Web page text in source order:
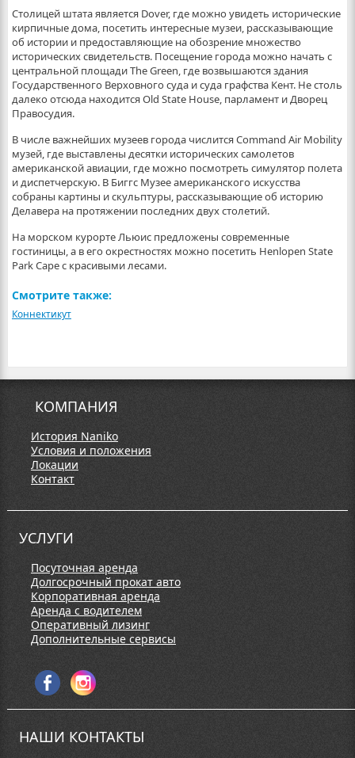
Столицей штата является Dover, где можно увидеть исторические
кирпичные дома, посетить интересные музеи, рассказывающие
об истории и предоставляющие на обозрение множество
исторических свидетельств. Посещение города можно начать с
центральной площади The Green, где возвышаются здания
Государственного Верховного суда и суда графства Кент. Не столь
далеко отсюда находится Old State House, парламент и Дворец
Правосудия.
В числе важнейших музеев города числится Command Air Mobility
музей, где выставлены десятки исторических самолетов
американской авиации, где можно посмотреть симулятор полета
и диспетчерскую. В Биггс Музее американского искусства
собраны картины и скульптуры, рассказывающие об историю
Делавера на протяжении последних двух столетий.
На морском курорте Льюис предложены современные
гостиницы, а в его окрестностях можно посетить Henlopen State
Park Cape с красивыми лесами.
Смотрите также:
Коннектикут
КОМПАНИЯ
История Naniko
Условия и положения
Локации
Контакт
УСЛУГИ
Посуточная аренда
Долгосрочный прокат авто
Корпоративная аренда
Аренда с водителем
Оперативный лизинг
Дополнительные сервисы
НАШИ КОНТАКТЫ